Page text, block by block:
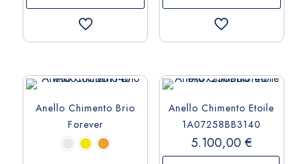
Anello Chimento Brio
Forever
Anello Chimento Etoile
1A07258BB3140
5.100,00€